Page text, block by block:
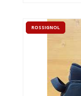
ROSSIGNOL